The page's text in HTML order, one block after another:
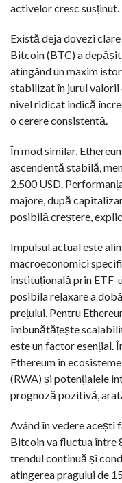
activelor cresc susținut.
Există deja dovezi
Bitcoin (BTC) a
atingând un maxim
stabilizat în jurul valorii
nivel ridicat indică
o cerere consistentă.
În mod similar,
ascendentă stabilă,
2.500 USD.
majore, după
posibilă creștere,
Impulsul actual este
macroeconomici
instituțională prin ETF-
posibila relaxare a
prețului. Pentru
îmbunătățește
este un factor esențial.
Ethereum în
(RWA) și potențialele
prognoză pozitivă,
Având în vedere acești
Bitcoin va fluctua între
trendul continuă și
atingerea pragului de